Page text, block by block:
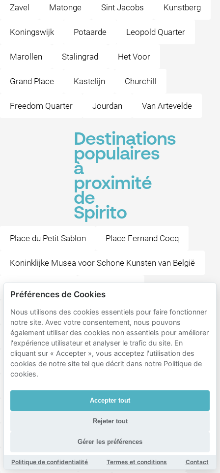
Zavel Matonge Sint Jacobs Kunstberg
Koningswijk Potaarde Leopold Quarter
Marollen Stalingrad Het Voor
Grand Place Kastelijn Churchill
Freedom Quarter Jourdan Van Artevelde
Destinations
populaires
à
proximité
de
Spirito
Place du Petit Sablon Place Fernand Cocq
Koninklijke Musea voor Schone Kunsten van België
Musée Magritte Museum
Muziekinstrumentenmuseum Place Poelaert
Place de l'Albertine
Kunstberg Place du Luxembourg
Parlamentarium Station Brussels-Central
Préférences de Cookies
Nous utilisons des cookies essentiels pour faire fonctionner
notre site. Avec votre consentement, nous pouvons
également utiliser des cookies non essentiels pour améliorer
l'expérience utilisateur et analyser le trafic du site. En
cliquant sur « Accepter », vous acceptez l'utilisation des
cookies de notre site tel que décrit dans notre Politique de
cookies.
Accepter tout
Rejeter tout
Gérer les préférences
Politique de confidentialité Termes et conditions Contact